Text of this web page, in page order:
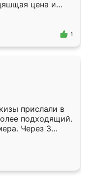
цена и
Приехавший
самый
1
прислали в
подходящий.
Через 3
Остались
Ренессанс